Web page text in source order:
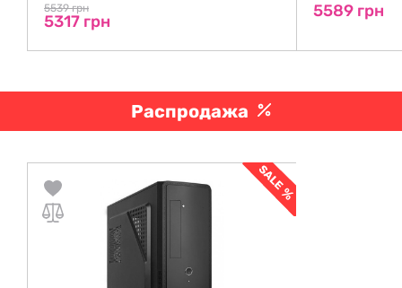
5539 грн
5317 грн
5589 грн
Распродажа